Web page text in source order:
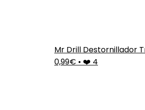
Mr Drill Destornillador
0,99€ • ❤️ 4